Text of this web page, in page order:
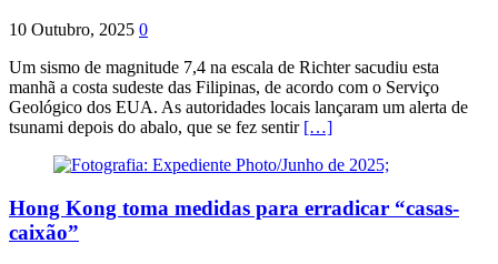
10 Outubro, 2025 0
Um sismo de magnitude 7,4 na escala de Richter sacudiu esta
manhã a costa sudeste das Filipinas, de acordo com o Serviço
Geológico dos EUA. As autoridades locais lançaram um alerta de
tsunami depois do abalo, que se fez sentir […]
Hong Kong toma medidas para erradicar “casas-
caixão”